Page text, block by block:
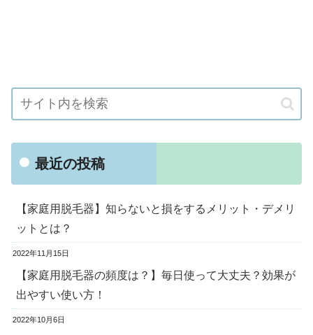
最近の投稿
【家庭用脱毛器】知らないと損をするメリット・デメリ
ットとは？
2022年11月15日
【家庭用脱毛器の頻度は？】毎日使って大丈夫？効果が
出やすい使い方！
2022年10月6日